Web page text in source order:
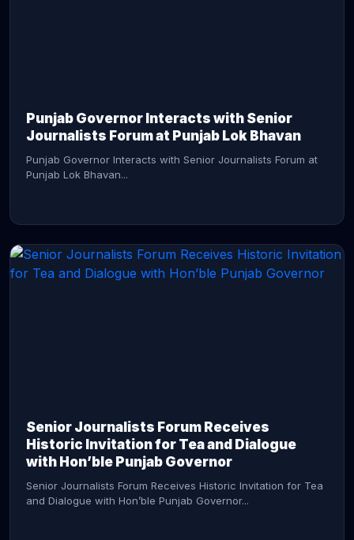
Punjab Governor Interacts with Senior
Journalists Forum at Punjab Lok Bhavan
Punjab Governor Interacts with Senior Journalists Forum at
Punjab Lok Bhavan...
Senior Journalists Forum Receives
Historic Invitation for Tea and Dialogue
with Hon’ble Punjab Governor
Senior Journalists Forum Receives Historic Invitation for Tea
and Dialogue with Hon’ble Punjab Governor...